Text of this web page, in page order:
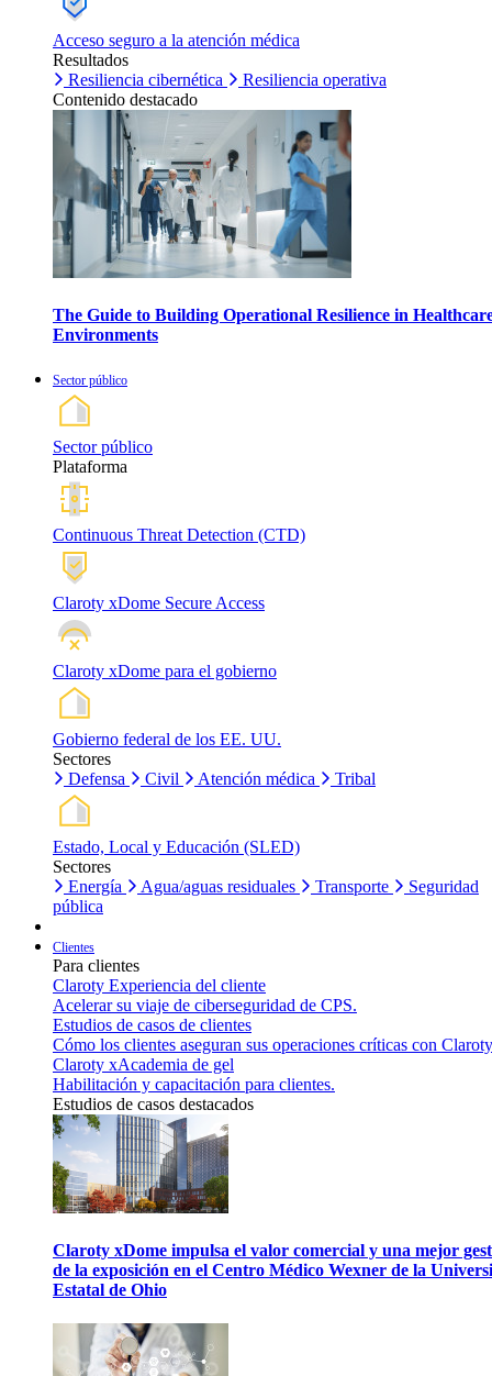
Acceso seguro a la atención médica
Resultados
Resiliencia cibernética
Resiliencia operativa
Contenido destacado
The Guide to Building Operational Resilience in
Environments
Sector público
Sector público
Plataforma
Continuous Threat Detection (CTD)
Claroty xDome Secure Access
Claroty xDome para el gobierno
Gobierno federal de los EE. UU.
Sectores
Defensa
Civil Atención médica Tribal
Estado, Local y Educación (SLED)
Sectores
Energía
Agua/aguas residuales Transporte
Seguridad
pública
Clientes
Para clientes
Claroty Experiencia del cliente
Acelerar su viaje de ciberseguridad de CPS.
Estudios de casos de clientes
Cómo los clientes aseguran sus operaciones críticas con
Claroty xAcademia de gel
Habilitación y capacitación para clientes.
Estudios de casos destacados
Claroty xDome impulsa el valor comercial y una mejor
de la exposición en el Centro Médico Wexner de la
Estatal de Ohio